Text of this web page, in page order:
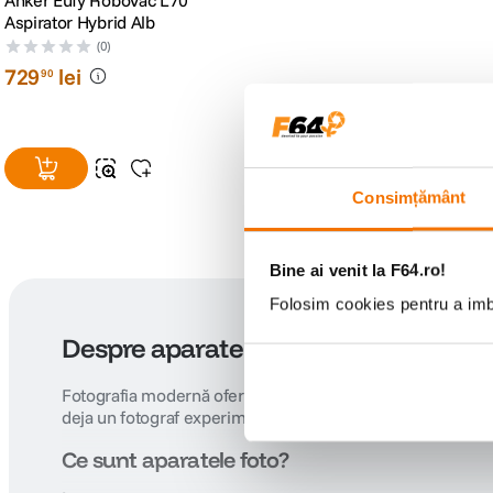
Consimțământ
Bine ai venit la F64.ro!
Folosim cookies pentru a
Aspirator Hybrid Alb
(0)
72990 lei
Despre aparatele foto și
Fotografia modernă oferă oportunități extraordinare
deja un fotograf experimentat, gama F64 acoperă toate
Ce sunt aparatele foto?